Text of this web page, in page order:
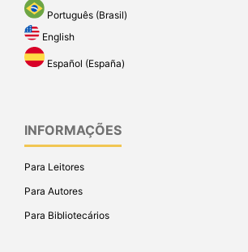
Português (Brasil)
English
Español (España)
INFORMAÇÕES
Para Leitores
Para Autores
Para Bibliotecários